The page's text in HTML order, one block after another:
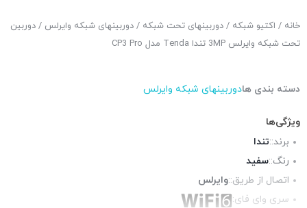
خانه / اکتیو شبکه / دوربینهای تحت شبکه / دوربینهای شبکه وایرلس / دوربین
تحت شبکه وایرلس 3MP تندا Tenda مدل CP3 Pro
دسته بندی هادوربینهای شبکه وایرلس
ویژگی‌ها
برند::تندا
رنگ::سفید
اتصال از طریق::وایرلس
سری وای فای: